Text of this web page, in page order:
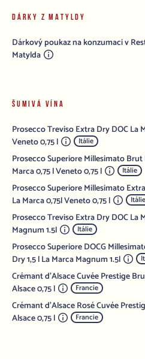
DÁRKY Z MATYLDY
Dárkový poukaz na konzumaci v
Matylda
ŠUMIVÁ VÍNA
Prosecco Treviso Extra Dry DOC La
Veneto 0,75 l
Itálie
Prosecco Superiore Millesimato Brut
Marca 0,75 l Veneto 0,75 l
Itálie
Prosecco Superiore Millesimato
La Marca 0,75l Veneto 0,75 l
Itálie
Prosecco Treviso Extra Dry DOC La
Magnum 1.5l
Itálie
Prosecco Superiore DOCG
Dry 1,5 l La Marca Magnum 1.5l
Crémant d'Alsace Cuvée Prestige
Alsace 0,75 l
Francie
Crémant d'Alsace Rosé Cuvée
Alsace 0,75 l
Francie